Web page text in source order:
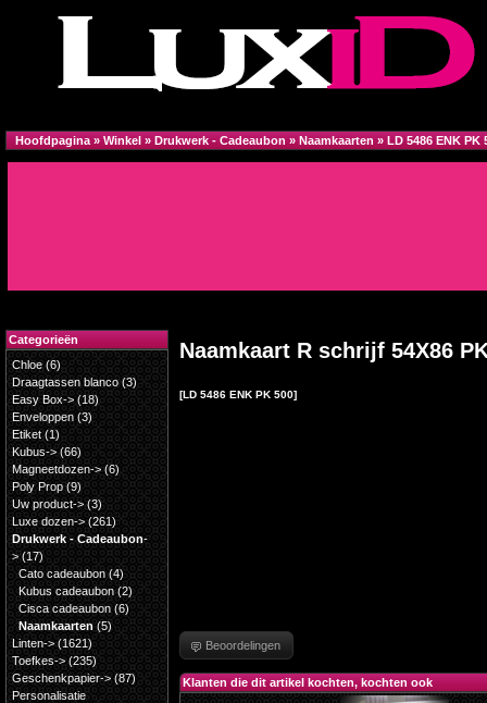
Hoofdpagina » Winkel » Drukwerk - Cadeaubon » Naamkaarten » LD 5486 ENK PK
Naamkaart R schrijf 54X86
[LD 5486 ENK PK 500]
Beoordelingen
Klanten die dit artikel kochten, kochten ook
Categorieën
Chloe(6)
Draagtassen blanco(3)
Easy Box-> (18)
Enveloppen (3)
Etiket(1)
Kubus-> (66)
Magneetdozen->(6)
Poly Prop(9)
Uw product->(3)
Luxe dozen-> (261)
Drukwerk - Cadeaubon-
>(17)
Cato cadeaubon(4)
Kubus cadeaubon(2)
Cisca cadeaubon (6)
Naamkaarten (5)
Linten-> (1621)
Toefkes->(235)
Geschenkpapier-> (87)
Personalisatie